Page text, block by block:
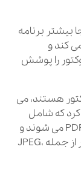
بیشتر برنامه‌
کند و
را پوشش
هستند، می‌
کرد که شامل
فرمت‌ های وکتور مانند AI، SVG، EPS و حتی PDF می شوند و
همینطور می‌ توان فایل را به فرمت‌ های رستر از جمله JPEG،